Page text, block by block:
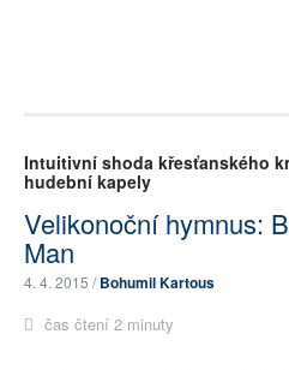
Intuitivní shoda křesťanského
hudební kapely
Velikonoční hymnus:
Man
4. 4. 2015 /Bohumil Kartous
čas čtení 2 minuty